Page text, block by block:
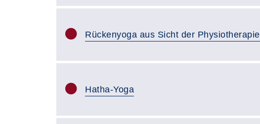
Rückenyoga aus Sicht der Physiotherapie
Hatha-Yoga